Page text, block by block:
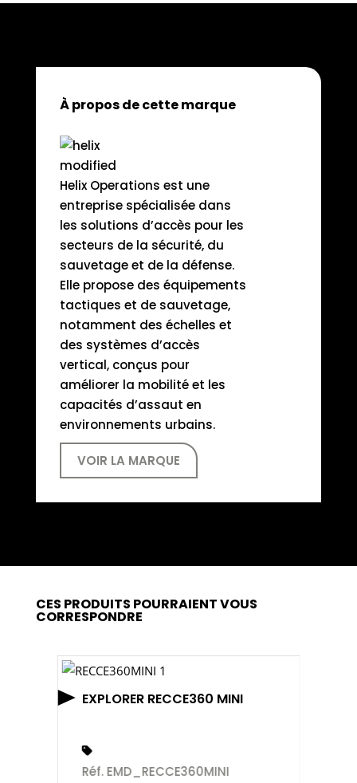
À propos de cette marque
Helix Operations est une
entreprise spécialisée dans
les solutions d’accès pour les
secteurs de la sécurité, du
sauvetage et de la défense.
Elle propose des équipements
tactiques et de sauvetage,
notamment des échelles et
des systèmes d’accès
vertical, conçus pour
améliorer la mobilité et les
capacités d’assaut en
environnements urbains.
VOIR LA MARQUE
CES PRODUITS POURRAIENT VOUS
CORRESPONDRE
EXPLORER RECCE360 MINI
Réf. EMD_RECCE360MINI